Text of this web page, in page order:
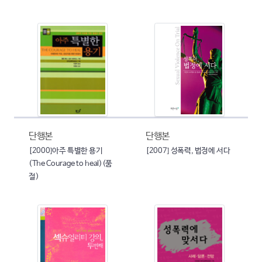
단행본
[2000]아주 특별한 용기
(The Courage to heal)(품
절)
단행본
[2007] 성폭력, 법정에 서다